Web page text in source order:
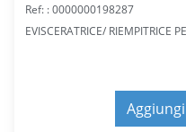
Ref: : 0000000198287
EVISCERATRICE/ RIEMPITRICE